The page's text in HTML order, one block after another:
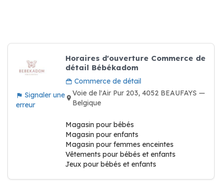
Signaler une
erreur
Horaires d'ouverture Commerce de
détail Bébékadom
Commerce de détail
Voie de l'Air Pur 203, 4052 BEAUFAYS —
Belgique
Magasin pour bébés
Magasin pour enfants
Magasin pour femmes enceintes
Vêtements pour bébés et enfants
Jeux pour bébés et enfants